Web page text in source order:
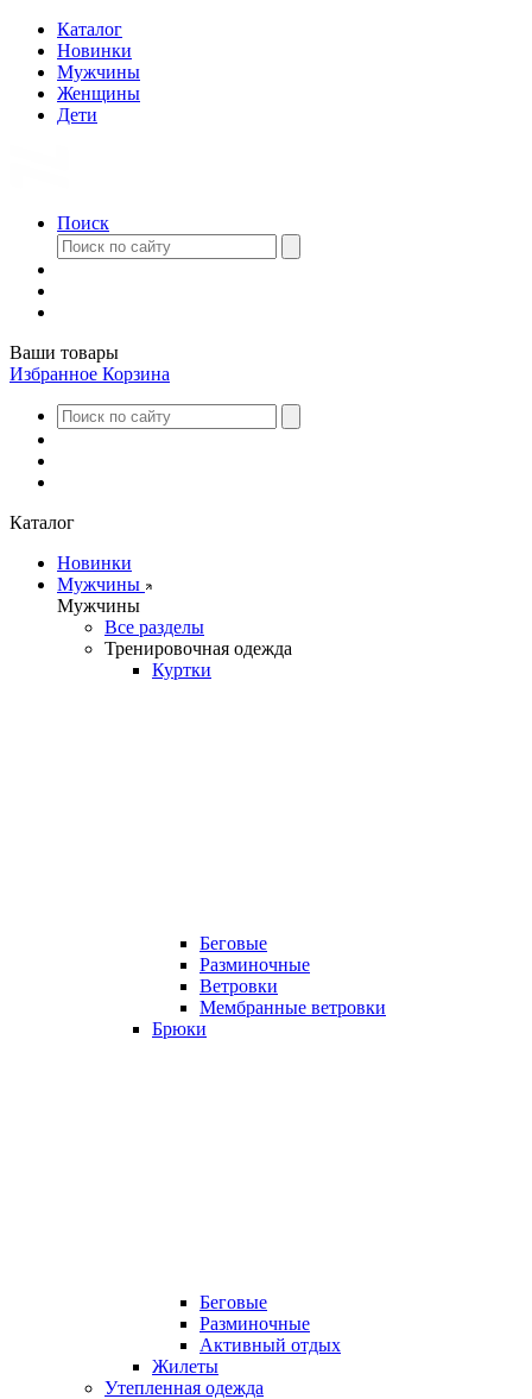
Каталог
Новинки
Мужчины
Женщины
Дети
Поиск
Ваши товары
Избранное Корзина
Каталог
Новинки
Мужчины
Мужчины
Все разделы
Тренировочная одежда
Куртки
Беговые
Разминочные
Ветровки
Мембранные ветровки
Брюки
Беговые
Разминочные
Активный отдых
Жилеты
Утепленная одежда